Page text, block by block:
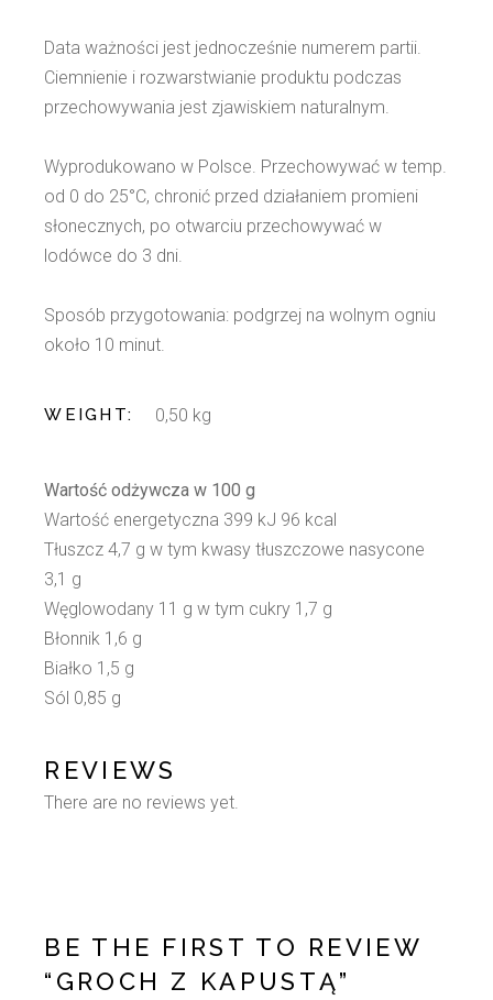
Data ważności jest jednocześnie numerem partii.
Ciemnienie i rozwarstwianie produktu podczas
przechowywania jest zjawiskiem naturalnym.
Wyprodukowano w Polsce. Przechowywać w temp.
od 0 do 25°C, chronić przed działaniem promieni
słonecznych, po otwarciu przechowywać w
lodówce do 3 dni.
Sposób przygotowania: podgrzej na wolnym ogniu
około 10 minut.
WEIGHT 0,50 kg
Wartość odżywcza w 100 g
Wartość energetyczna 399 kJ 96 kcal
Tłuszcz 4,7 g w tym kwasy tłuszczowe nasycone
3,1 g
Węglowodany 11 g w tym cukry 1,7 g
Błonnik 1,6 g
Białko 1,5 g
Sól 0,85 g
REVIEWS
There are no reviews yet.
BE THE FIRST TO REVIEW
“GROCH Z KAPUSTĄ”